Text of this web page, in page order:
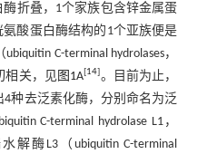
折叠，1个家族包含锌金属蛋
氨酸蛋白酶结构的1个亚族便是
C-terminal hydrolases，
相关，见图1A[14]。目前为止，
4种去泛素化酶，分别命名为泛
C-terminal hydrolase L1，
解酶L3（ubiquitin C-terminal